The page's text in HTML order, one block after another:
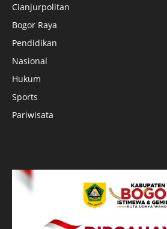
Cianjurpolitan
Bogor Raya
Pendidikan
Nasional
Hukum
Sports
Pariwisata